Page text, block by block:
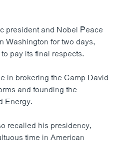
president and Nobel Peace
Washington for two days,
pay its final respects.
in brokering the Camp David
and founding the
Energy.
recalled his presidency,
time in American